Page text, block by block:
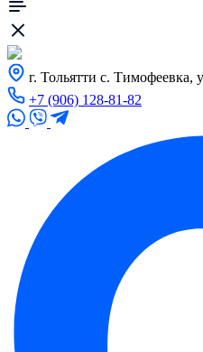
г. Тольятти с. Тимофеевка,
+7 (906) 128-81-82